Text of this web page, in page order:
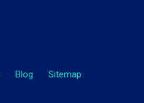
Blog Sitemap